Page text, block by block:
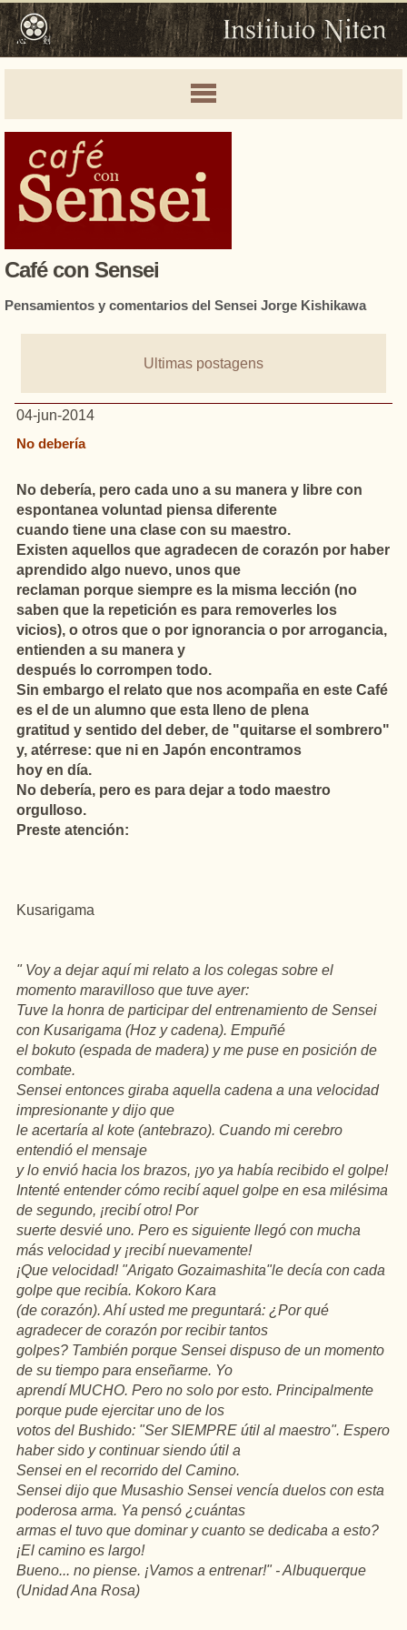
Café con Sensei
Pensamientos y comentarios del Sensei Jorge Kishikawa
Ultimas postagens
04-jun-2014
No debería
No debería, pero cada uno a su manera y libre con
espontanea voluntad piensa diferente
cuando tiene una clase con su maestro.
Existen aquellos que agradecen de corazón por haber
aprendido algo nuevo, unos que
reclaman porque siempre es la misma lección (no
saben que la repetición es para removerles los
vicios), o otros que o por ignorancia o por arrogancia,
entienden a su manera y
después lo corrompen todo.
Sin embargo el relato que nos acompaña en este Café
es el de un alumno que esta lleno de plena
gratitud y sentido del deber, de "quitarse el sombrero"
y, atérrese: que ni en Japón encontramos
hoy en día.
No debería, pero es para dejar a todo maestro
orgulloso.
Preste atención:
Kusarigama
" Voy a dejar aquí mi relato a los colegas sobre el
momento maravilloso que tuve ayer:
Tuve la honra de participar del entrenamiento de Sensei
con Kusarigama (Hoz y cadena). Empuñé
el bokuto (espada de madera) y me puse en posición de
combate.
Sensei entonces giraba aquella cadena a una velocidad
impresionante y dijo que
le acertaría al kote (antebrazo). Cuando mi cerebro
entendió el mensaje
y lo envió hacia los brazos, ¡yo ya había recibido el golpe!
Intenté entender cómo recibí aquel golpe en esa milésima
de segundo, ¡recibí otro! Por
suerte desvié uno. Pero es siguiente llegó con mucha
más velocidad y ¡recibí nuevamente!
¡Que velocidad! "Arigato Gozaimashita"le decía con cada
golpe que recibía. Kokoro Kara
(de corazón). Ahí usted me preguntará: ¿Por qué
agradecer de corazón por recibir tantos
golpes? También porque Sensei dispuso de un momento
de su tiempo para enseñarme. Yo
aprendí MUCHO. Pero no solo por esto. Principalmente
porque pude ejercitar uno de los
votos del Bushido: "Ser SIEMPRE útil al maestro". Espero
haber sido y continuar siendo útil a
Sensei en el recorrido del Camino.
Sensei dijo que Musashio Sensei vencía duelos con esta
poderosa arma. Ya pensó ¿cuántas
armas el tuvo que dominar y cuanto se dedicaba a esto?
¡El camino es largo!
Bueno... no piense. ¡Vamos a entrenar!" - Albuquerque
(Unidad Ana Rosa)